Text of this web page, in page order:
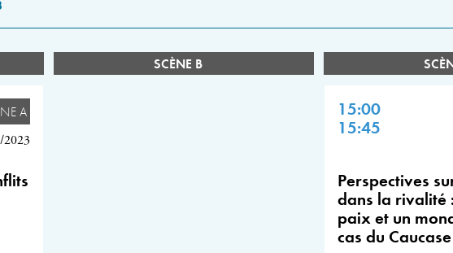
SCÈNE B
A
2023
15:00
15:45
Perspectives
dans la rivalité
paix et un
cas du Caucase